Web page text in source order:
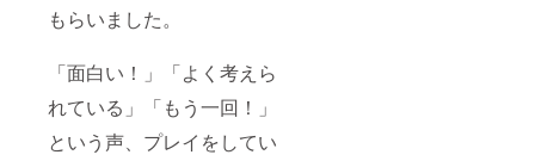
もらいました。
「面白い！」「よく考えら
れている」「もう一回！」
という声、プレイをしてい